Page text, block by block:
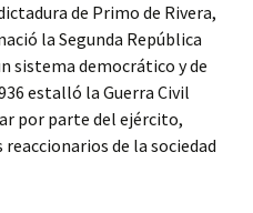
de Primo de Rivera,
la Segunda República
sistema democrático y de
estalló la Guerra Civil
por parte del ejército,
de la sociedad